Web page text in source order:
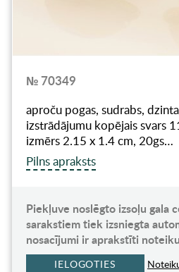
№ 70349
aproču pogas, sudrabs,
izstrādājumu kopējais svars
izmērs 2.15 x 1.4 cm, 20gs…
Pilns apraksts
Piekļuve noslēgto izsoļu gala
sarakstiem tiek izsniegta
nosacījumi ir aprakstīti
IELOGOTIES